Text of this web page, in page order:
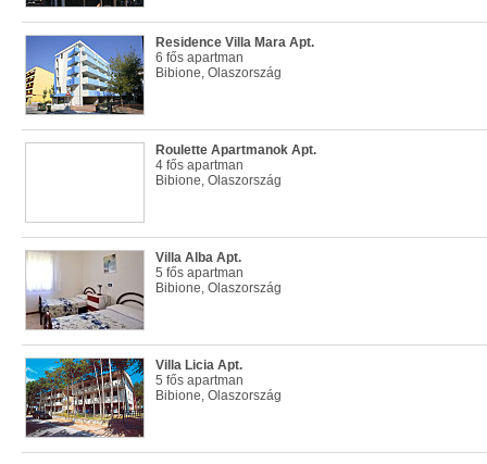
Residence Villa Mara Apt.
6 fős apartman
Bibione, Olaszország
Roulette Apartmanok Apt.
4 fős apartman
Bibione, Olaszország
Villa Alba Apt.
5 fős apartman
Bibione, Olaszország
Villa Licia Apt.
5 fős apartman
Bibione, Olaszország